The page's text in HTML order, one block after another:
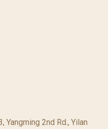
Yangming 2nd Rd., Yilan